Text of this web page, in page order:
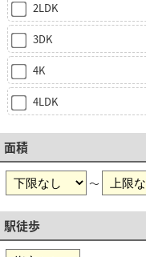
2LDK
3DK
4K
4LDK
面積
～
駅徒歩